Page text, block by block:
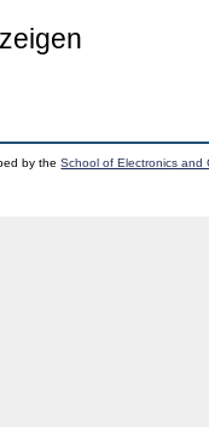
by theSchool of Electronics and